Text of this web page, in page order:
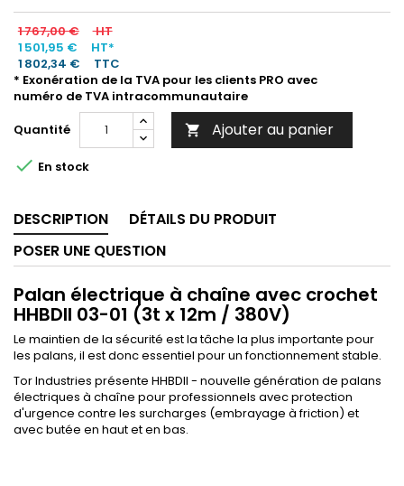
1 767,00 €
HT
1 501,95 €
HT*
1 802,34 €
TTC
* Exonération de la TVA pour les clients PRO avec
numéro de TVA intracommunautaire
Quantité
 Ajouter au panier
 En stock
DESCRIPTION
DÉTAILS DU PRODUIT
POSER UNE QUESTION
Palan électrique à chaîne avec crochet
HHBDII 03-01 (3t x 12m / 380V)
Le maintien de la sécurité est la tâche la plus importante pour
les palans, il est donc essentiel pour un fonctionnement stable.
Tor Industries présente HHBDII - nouvelle génération de palans
électriques à chaîne pour professionnels avec protection
d'urgence contre les surcharges (embrayage à friction) et
avec butée en haut et en bas.